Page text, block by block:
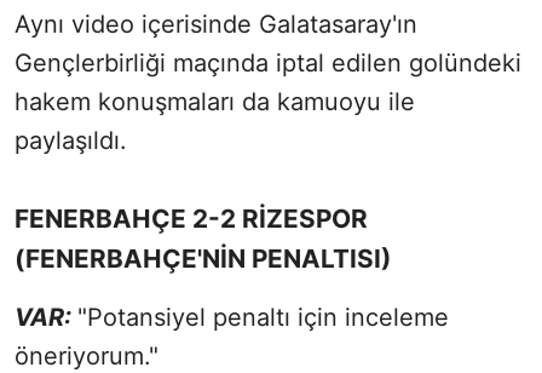
Aynı video içerisinde Galatasaray'ın
Gençlerbirliği maçında iptal edilen golündeki
hakem konuşmaları da kamuoyu ile
paylaşıldı.
FENERBAHÇE 2-2 RİZESPOR
(FENERBAHÇE'NİN PENALTISI)
VAR: "Potansiyel penaltı için inceleme
öneriyorum."